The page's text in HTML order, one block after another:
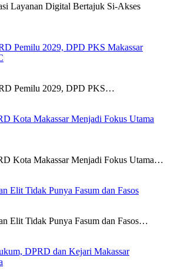
Layanan Digital Bertajuk Si-Akses
Pemilu 2029, DPD PKS Makassar
Pemilu 2029, DPD PKS…
Kota Makassar Menjadi Fokus Utama
Kota Makassar Menjadi Fokus Utama…
Elit Tidak Punya Fasum dan Fasos
Elit Tidak Punya Fasum dan Fasos…
DPRD dan Kejari Makassar